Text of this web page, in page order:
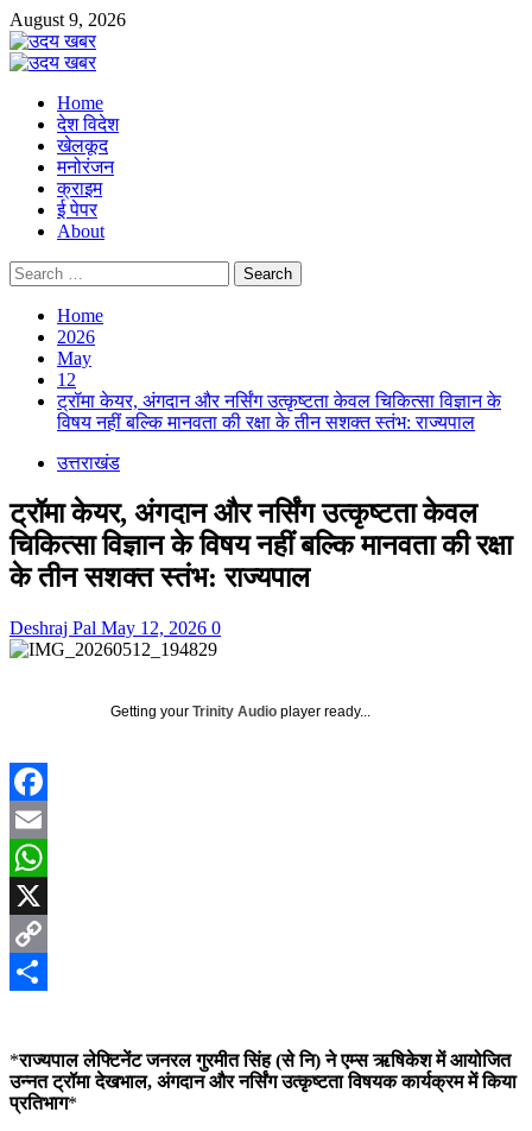
Skip
to
content
August 9, 2026
Primary
Home
देश विदेश
खेलकूद
मनोरंजन
क्राइम
ई पेपर
About
Search
for:
Home
2026
May
12
ट्रॉमा केयर, अंगदान और नर्सिंग उत्कृष्टता केवल चिकित्सा विज्ञान के
विषय नहीं बल्कि मानवता की रक्षा के तीन सशक्त स्तंभ: राज्यपाल
उत्तराखंड
ट्रॉमा केयर, अंगदान और नर्सिंग उत्कृष्टता केवल
चिकित्सा विज्ञान के विषय नहीं बल्कि मानवता की रक्षा
के तीन सशक्त स्तंभ: राज्यपाल
Deshraj Pal May 12, 2026 0
Getting your Trinity Audio player ready...
Facebook
Email
WhatsApp
X
Copy
*राज्यपाल लेफ्टिनेंट जनरल गुरमीत सिंह (से नि) ने एम्स ऋषिकेश में आयोजित
उन्नत ट्रॉमा देखभाल, अंगदान और नर्सिंग उत्कृष्टता विषयक कार्यक्रम में किया
प्रतिभाग*